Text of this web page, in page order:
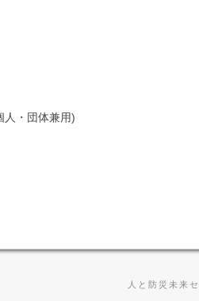
人・団体兼用)
人と防災未